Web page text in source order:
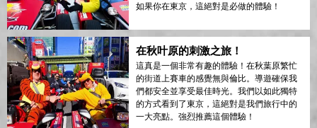
如果你在東京，這絕對是必做的體驗！
在秋叶原的刺激之旅！
這真是一個非常有趣的體驗！在秋葉原繁忙
的街道上賽車的感覺無與倫比。導遊確保我
們都安全並享受最佳時光。我們以如此獨特
的方式看到了東京，這絕對是我們旅行中的
一大亮點。強烈推薦這個體驗！